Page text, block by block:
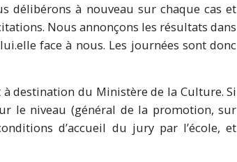
délibérons à nouveau sur chaque cas et
Nous annonçons les résultats dans
face à nous. Les journées sont donc
destination du Ministère de la Culture. Si
le niveau (général de la promotion, sur
d’accueil du jury par l’école, et